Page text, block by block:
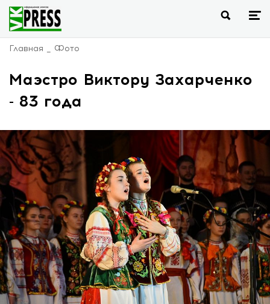
Главная Фото
Маэстро Виктору Захарченко
- 83 года